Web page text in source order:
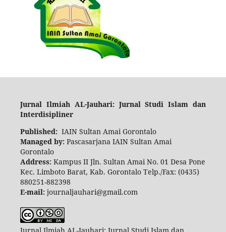
Jurnal Ilmiah AL-Jauhari: Jurnal Studi Islam dan
Interdisipliner
Published: IAIN Sultan Amai Gorontalo
Managed by:Pascasarjana IAIN Sultan Amai
Gorontalo
Address: Kampus II Jln. Sultan Amai No. 01 Desa Pone
Kec. Limboto Barat, Kab. Gorontalo Telp./Fax: (0435)
880251-882398
E-mail:journaljauhari@gmail.com
Jurnal Ilmiah AL-Jauhari: Jurnal Studi Islam dan